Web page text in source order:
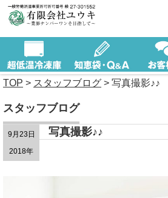
TOP > スタッフブログ > 写真撮影♪♪
スタッフブログ
9月23日
2018年
写真撮影♪♪